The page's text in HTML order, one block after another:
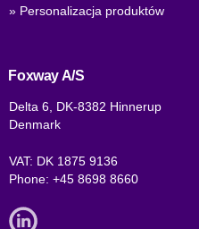
» Personalizacja produktów
Foxway A/S
Delta 6, DK-8382 Hinnerup
Denmark
VAT: DK 1875 9136
Phone:+45 8698 8660